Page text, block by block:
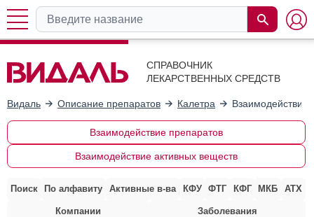
СПРАВОЧНИК
ЛЕКАРСТВЕННЫХ СРЕДСТВ
Видаль Описание препаратов Калетра Взаимодействие
Взаимодействие препаратов
Взаимодействие активных веществ
Поиск По алфавиту Активные в-ва КФУ ФТГ КФГ МКБ АТХ
Компании Заболевания